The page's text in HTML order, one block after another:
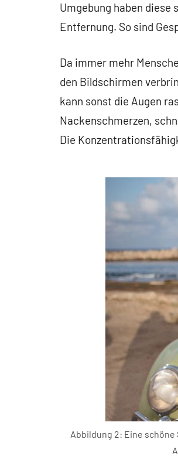
Umgebung haben
Entfernung. So sind
Da immer mehr
den Bildschirmen
kann sonst die Augen
Nackenschmerzen,
Die
Abbildung 2: Eine